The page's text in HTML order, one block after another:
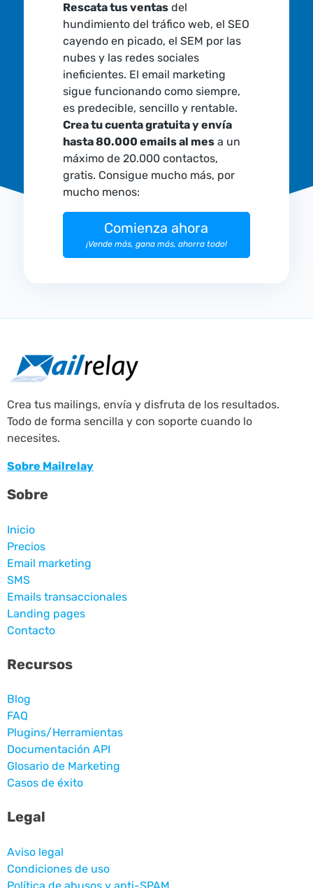
Rescata tus ventasdel
hundimiento del tráfico web, el SEO
cayendo en picado, el SEM por las
nubes y las redes sociales
ineficientes. El email marketing
sigue funcionando como siempre,
es predecible, sencillo y rentable.
Crea tu cuenta gratuita y envía
hasta 80.000 emails al mesa un
máximo de 20.000 contactos,
gratis. Consigue mucho más, por
mucho menos:
Comienza ahora
¡Vende más, gana más, ahorra todo!
Crea tus mailings, envía y disfruta de los resultados.
Todo de forma sencilla y con soporte cuando lo
necesites.
Sobre Mailrelay
Sobre
Inicio
Precios
Email marketing
SMS
Emails transaccionales
Landing pages
Contacto
Recursos
Blog
FAQ
Plugins/Herramientas
Documentación API
Glosario de Marketing
Casos de éxito
Legal
Aviso legal
Condiciones de uso